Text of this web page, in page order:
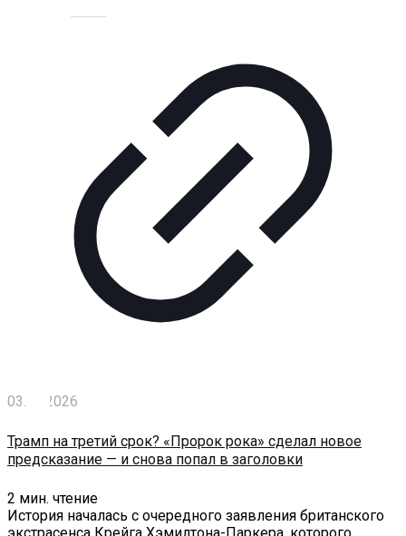
Технологии
читателя
Блокчейн
О
нас
Помощь
проекту
03.04.2026
Трамп на третий срок? «Пророк рока» сделал новое
предсказание — и снова попал в заголовки
2 мин. чтение
История началась с очередного заявления британского